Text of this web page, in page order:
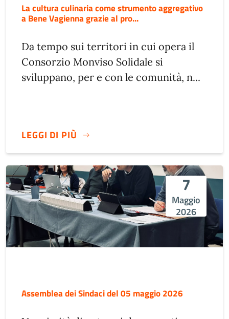
La cultura culinaria come strumento aggregativo
a Bene Vagienna grazie al pro...
Da tempo sui territori in cui opera il
Consorzio Monviso Solidale si
sviluppano, per e con le comunità, n...
LEGGI DI PIÙ
7
Maggio
2026
Assemblea dei Sindaci del 05 maggio 2026